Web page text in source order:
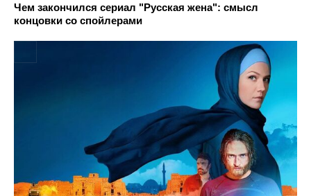
Чем закончился сериал "Русская жена": смысл
концовки со спойлерами